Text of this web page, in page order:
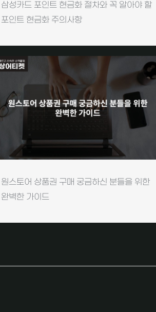
삼성카드 포인트 현금화 절차와 꼭 알아야 할
포인트 현금화 주의사항
원스토어 상품권 구매 궁금하신 분들을 위한
완벽한 가이드